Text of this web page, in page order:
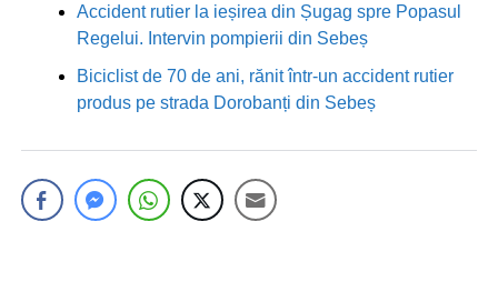
Accident rutier la ieșirea din Șugag spre Popasul
Regelui. Intervin pompierii din Sebeș
Biciclist de 70 de ani, rănit într-un accident rutier
produs pe strada Dorobanți din Sebeș